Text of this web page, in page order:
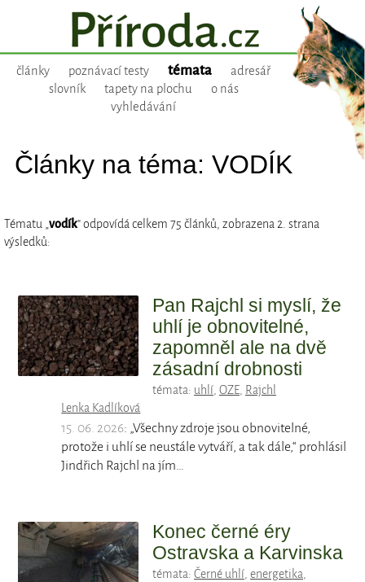
články poznávací testy témata
adresář
slovník
tapety na plochu
o nás
vyhledávání
Články na téma: VODÍK
Tématu „vodík“ odpovídá celkem 75 článků, zobrazena 2. strana
výsledků:
Pan Rajchl si myslí, že
uhlí je obnovitelné,
zapomněl ale na dvě
zásadní drobnosti
témata: uhlí, OZE, Rajchl
Lenka Kadlíková
15. 06. 2026: „Všechny zdroje jsou obnovitelné,
protože i uhlí se neustále vytváří, a tak dále,“ prohlásil
Jindřich Rajchl na jím…
Konec černé éry
Ostravska a Karvinska
témata: Černé uhlí, energetika,